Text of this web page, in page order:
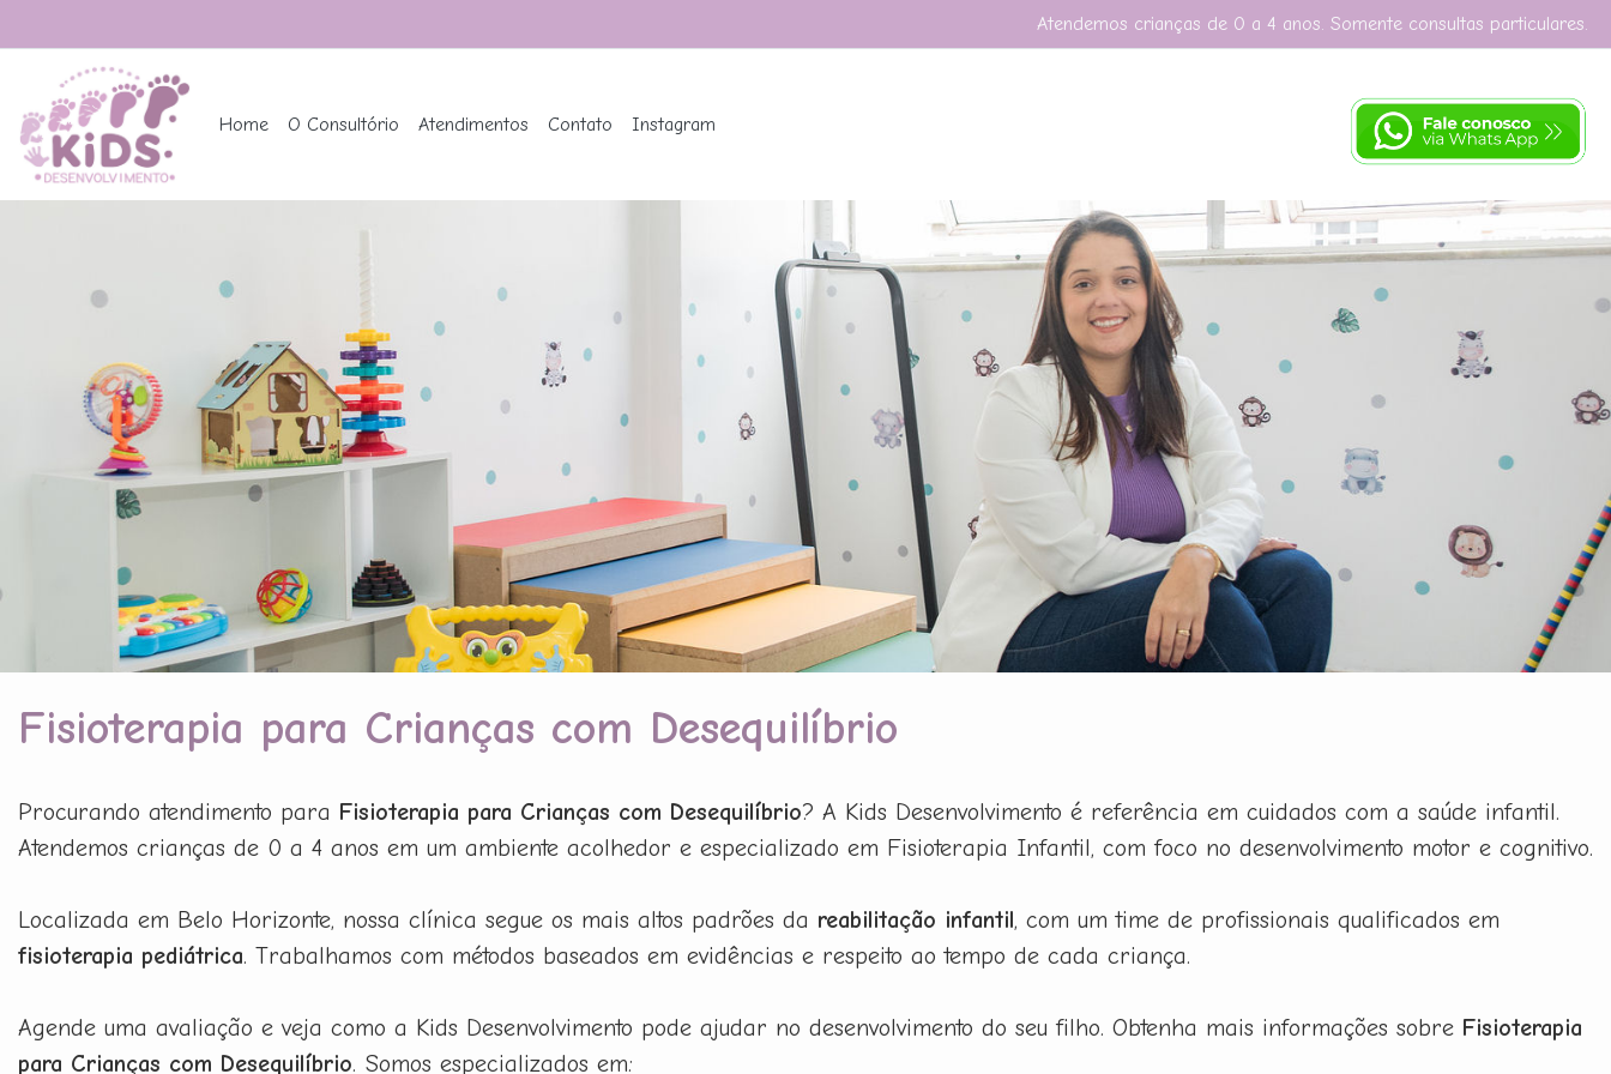
Atendemos crianças de 0 a 4 anos. Somente consultas particulares.
Home O Consultório Atendimentos Contato Instagram
Fisioterapia para Crianças com Desequilíbrio
Procurando atendimento para Fisioterapia para Crianças com Desequilíbrio? A Kids Desenvolvimento é referência em cuidados com a saúde infantil.
Atendemos crianças de 0 a 4 anos em um ambiente acolhedor e especializado em Fisioterapia Infantil, com foco no desenvolvimento motor e cognitivo.
Localizada em Belo Horizonte, nossa clínica segue os mais altos padrões da reabilitação infantil, com um time de profissionais qualificados em
fisioterapia pediátrica. Trabalhamos com métodos baseados em evidências e respeito ao tempo de cada criança.
Agende uma avaliação e veja como a Kids Desenvolvimento pode ajudar no desenvolvimento do seu filho. Obtenha mais informações sobre Fisioterapia
para Crianças com Desequilíbrio. Somos especializados em: